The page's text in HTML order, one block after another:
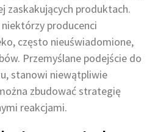
zaskakujących produktach.
producenci
często nieuświadomione,
Przemyślane podejście do
stanowi niewątpliwie
zbudować strategię
reakcjami.